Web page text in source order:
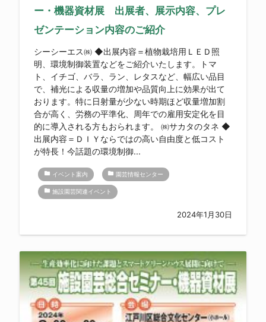
ー・機器資材展 出展者、展示内容、プレ
ゼンテーション内容のご紹介
シーシーエス㈱ ◆出展内容＝植物栽培用ＬＥＤ照
明、環境制御装置などをご紹介いたします。トマ
ト、イチゴ、バラ、ラン、レタスなど、幅広い品目
で、補光による収量の増加や品質向上に効果が出て
おります。特に日射量が少ない時期ほど収量増加割
合が高く、労務の平準化、周年での雇用安定化を目
的に導入される方もおられます。 ㈱サカタのタネ ◆
出展内容＝ＤＩＹならではの高い自由度と低コスト
が特長！今話題の環境制御...
folder イベント案内 folder 園芸情報センター
folder 施設園芸関連イベント
2024年1月30日